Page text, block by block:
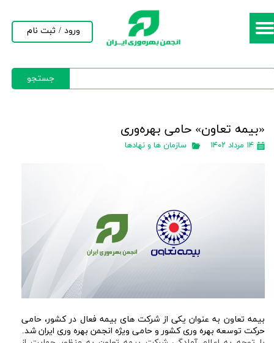
جستجو
ورود / ثبت نام
حساب کاربری من
«بيمه تعاون» حامی بهره‌وری
۱۴ مرداد ۱۴۰۲ سازمان ها و نهادها
بیمه تعاون به عنوان یکی از شرکت های بیمه فعال در کشور، حامی
حركت توسعه بهره وری كشور و حامی ویژه انجمن بهره وری ایران شد.